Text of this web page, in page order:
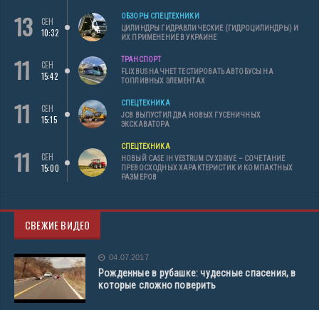
13
СЕН
10:32
ОБЗОРЫ СПЕЦТЕХНИКИ
ЦИЛИНДРЫ ГИДРАВЛИЧЕСКИЕ (ГИДРОЦИЛИНДРЫ) И
ИХ ПРИМЕНЕНИЕ В УКРАИНЕ
11
СЕН
15:42
ТРАНСПОРТ
FLIXBUS НАЧНЕТ ТЕСТИРОВАТЬ АВТОБУСЫ НА
ТОПЛИВНЫХ ЭЛЕМЕНТАХ
11
СЕН
15:15
СПЕЦТЕХНИКА
JCB ВЫПУСТИЛ ДВА НОВЫХ ГУСЕНИЧНЫХ
ЭКСКАВАТОРА
11
СЕН
15:00
СПЕЦТЕХНИКА
НОВЫЙ CASE IH VESTRUM CVXDRIVE – СОЧЕТАНИЕ
ПРЕВОСХОДНЫХ ХАРАКТЕРИСТИК И КОМПАКТНЫХ
РАЗМЕРОВ
СВЕЖИЕ ВИДЕО
04.07.2017
Рожденные в рубашке: чудесные спасения, в
которые сложно поверить